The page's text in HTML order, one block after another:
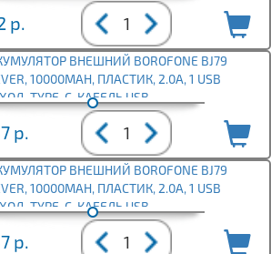
р.
ВНЕШНИЙ BOROFONE BJ79
10000MAH, ПЛАСТИК, 2.0А, 1 USB
TYPE-C, КАБЕЛЬ USB,
р.
ВНЕШНИЙ BOROFONE BJ79
10000MAH, ПЛАСТИК, 2.0А, 1 USB
TYPE-C, КАБЕЛЬ USB,
р.